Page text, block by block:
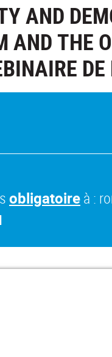
AND
AND THE
obligatoireà :